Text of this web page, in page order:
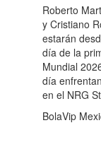
Roberto
y Cristiano
estarán
día de la
Mundial
día
en el NRG
BolaVip